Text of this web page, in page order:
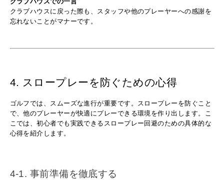
クラブハウスに戻った際も、スタッフや他のプレーヤーへの感謝を
忘れないことがマナーです。
4. スロープレーを防ぐための心得
ゴルフでは、スムーズな進行が重要です。スロープレーを防ぐこと
で、他のプレーヤーが快適にプレーできる環境を作り出します。こ
こでは、初心者でも実践できるスロープレー回避のための具体的な
心得を紹介します。
4-1. 事前準備を徹底する